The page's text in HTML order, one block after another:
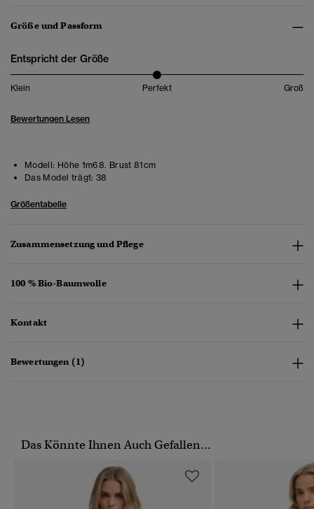
Größe und Passform
Entspricht der Größe
Klein Perfekt Groß
Bewertungen Lesen
Modell: Höhe 1m68. Brust 81cm
Das Model trägt: 38
Größentabelle
Zusammensetzung und Pflege
100 % Bio-Baumwolle
Kontakt
Bewertungen (1)
Das Könnte Ihnen Auch Gefallen...